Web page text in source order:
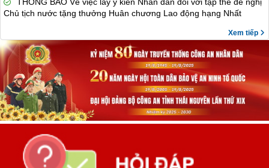
Chủ tịch nước tặng thưởng Huân chương Lao động hạng Nhất
Xem tiếp